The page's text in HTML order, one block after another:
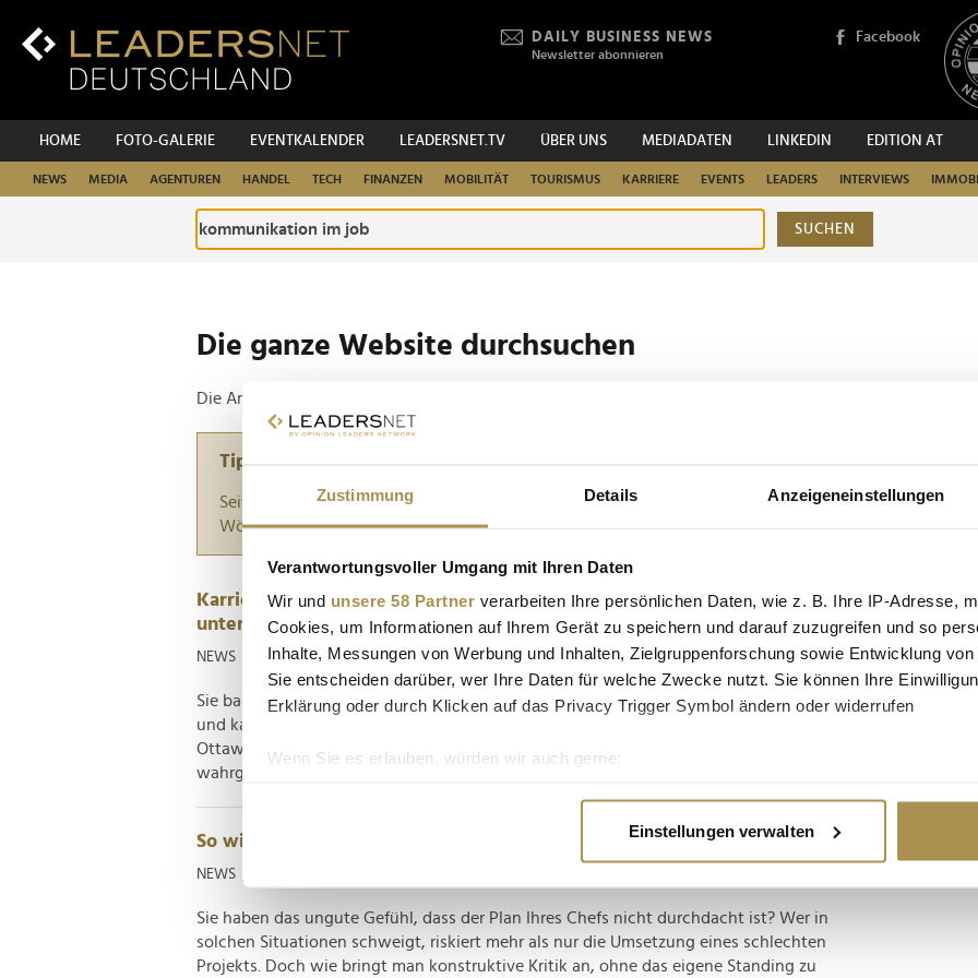
Zustimmung Details Anzeigeneinstellungen
Verantwortungsvoller Umgang mit Ihren Daten
Wir und unsere 58 Partner verarbeiten Ihre persönlichen Daten, wie z. B. Ihre IP-Adresse,
Cookies, um Informationen auf Ihrem Gerät zu speichern und darauf zuzugreifen und so
Inhalte, Messungen von Werbung und Inhalten, Zielgruppenforschung sowie Entwicklung
Sie entscheiden darüber, wer Ihre Daten für welche Zwecke nutzt. Sie können Ihre
Erklärung oder durch Klicken auf das Privacy Trigger Symbol ändern oder widerrufen
Wenn Sie es erlauben, würden wir auch gerne:
Erfahren Sie mehr darüber, wie Ihre persönlichen Daten verarbeitet werden, und legen Sie
Wir verwenden Cookies, um Inhalte und Anzeigen zu personalisieren, Funktionen für soziale
und die Zugriffe auf unsere Website zu analysieren. Außerdem geben wir Informationen zu
Einstellungen verwalten
Inhalt
DAILY BUSINESS NEWS
Newsletter abonnieren
Facebook
HOME FOTO-GALERIE EVENTKALENDER LEADERSNET.TV ÜBER UNS MEDIADATEN LINKEDIN EDITION AT
NEWS MEDIA AGENTUREN HANDEL TECH FINANZEN MOBILITÄT TOURISMUS KARRIERE EVENTS LEADERS INTERVIEWS
SUCHEN
Die ganze Website durchsuchen
Die Anfrage ergab 2 Treffer.
Tipp
Seiten suchen, die genau diese Wortgruppe enthalten: Setzen Sie die gesuchten
Wörter zwischen Anführungszeichen: zb "Vorname Nachname".
Karrierekiller Emoji? Warum Smileys im Teams-Chat Ihre Kompetenz
untergraben
NEWS | 19.04.2026
Sie bauen gerne Smileys in Ihre beruflichen Nachrichten? Das ist nicht immer von Vorteil
und kann über Ihr professionelles Standing entscheiden. Eine Studie der University of
Ottawa warnt: Wer im beruflichen Kontext unbedacht Emojis einsetzt, riskiert seine
wahrgenommene Kompetenz. Besonders brisant...
So widersprechen Sie im Job, ohne Ihre Karriere zu gefährden
NEWS
Sie haben das ungute Gefühl, dass der Plan Ihres Chefs nicht durchdacht ist? Wer in
solchen Situationen schweigt, riskiert mehr als nur die Umsetzung eines schlechten
Projekts. Doch wie bringt man konstruktive Kritik an, ohne das eigene Standing zu